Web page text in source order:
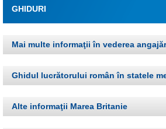
GHIDURI
Mai multe informaţii în vederea
Ghidul lucrătorului român în statele
Alte informaţii Marea Britanie